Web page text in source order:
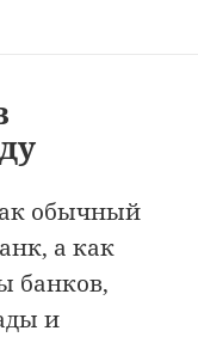
обычный
а как
банков,
и